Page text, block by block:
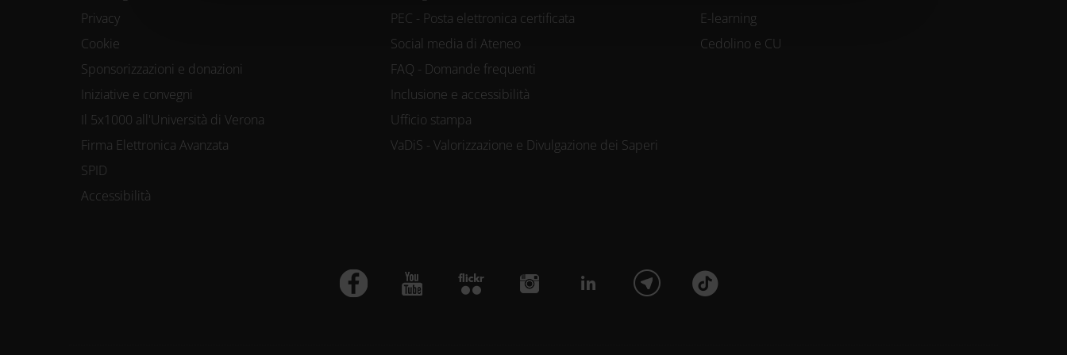
Privacy
Cookie
Sponsorizzazioni e donazioni
Iniziative e convegni
Il 5x1000 all'Università di Verona
Firma Elettronica Avanzata
SPID
Accessibilità
PEC - Posta elettronica certificata
Social media di Ateneo
FAQ - Domande frequenti
Inclusione e accessibilità
Ufficio stampa
VaDiS - Valorizzazione e Divulgazione dei Saperi
E-learning
Cedolino e CU